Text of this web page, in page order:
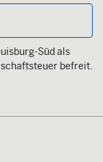
Süd als
befreit.